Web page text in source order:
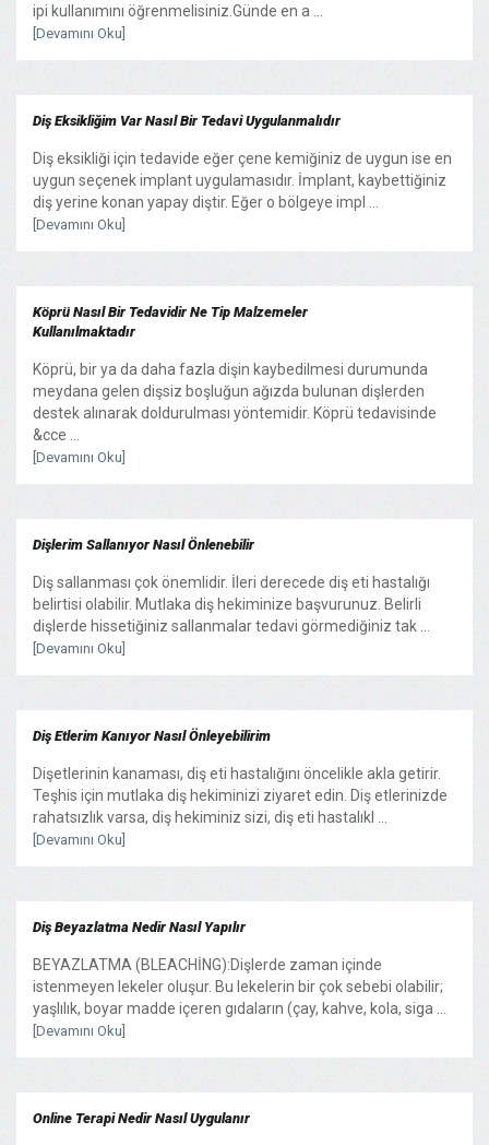
ipi kullanımını öğrenmelisiniz.Günde en a ...
[Devamını Oku]
Diş Eksikliğim Var Nasıl Bir Tedavi Uygulanmalıdır
Diş eksikliği için tedavide eğer çene kemiğiniz de uygun ise en
uygun seçenek implant uygulamasıdır. İmplant, kaybettiğiniz
diş yerine konan yapay diştir. Eğer o bölgeye impl ...
[Devamını Oku]
Köprü Nasıl Bir Tedavidir Ne Tip Malzemeler
Kullanılmaktadır
Köprü, bir ya da daha fazla dişin kaybedilmesi durumunda
meydana gelen dişsiz boşluğun ağızda bulunan dişlerden
destek alınarak doldurulması yöntemidir. Köprü tedavisinde
&cce ...
[Devamını Oku]
Dişlerim Sallanıyor Nasıl Önlenebilir
Diş sallanması çok önemlidir. İleri derecede diş eti hastalığı
belirtisi olabilir. Mutlaka diş hekiminize başvurunuz. Belirli
dişlerde hissetiğiniz sallanmalar tedavi görmediğiniz tak ...
[Devamını Oku]
Diş Etlerim Kanıyor Nasıl Önleyebilirim
Dişetlerinin kanaması, diş eti hastalığını öncelikle akla getirir.
Teşhis için mutlaka diş hekiminizi ziyaret edin. Diş etlerinizde
rahatsızlık varsa, diş hekiminiz sizi, diş eti hastalıkl ...
[Devamını Oku]
Diş Beyazlatma Nedir Nasıl Yapılır
BEYAZLATMA (BLEACHİNG):Dişlerde zaman içinde
istenmeyen lekeler oluşur. Bu lekelerin bir çok sebebi olabilir;
yaşlılık, boyar madde içeren gıdaların (çay, kahve, kola, siga ...
[Devamını Oku]
Online Terapi Nedir Nasıl Uygulanır